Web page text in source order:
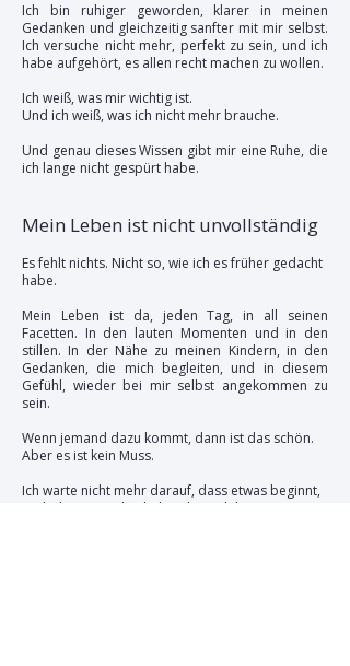
Ich bin ruhiger geworden, klarer in meinen
Gedanken und gleichzeitig sanfter mit mir selbst.
Ich versuche nicht mehr, perfekt zu sein, und ich
habe aufgehört, es allen recht machen zu wollen.
Ich weiß, was mir wichtig ist.
Und ich weiß, was ich nicht mehr brauche.
Und genau dieses Wissen gibt mir eine Ruhe, die
ich lange nicht gespürt habe.
Mein Leben ist nicht unvollständig
Es fehlt nichts. Nicht so, wie ich es früher gedacht
habe.
Mein Leben ist da, jeden Tag, in all seinen
Facetten. In den lauten Momenten und in den
stillen. In der Nähe zu meinen Kindern, in den
Gedanken, die mich begleiten, und in diesem
Gefühl, wieder bei mir selbst angekommen zu
sein.
Wenn jemand dazu kommt, dann ist das schön.
Aber es ist kein Muss.
Ich warte nicht mehr darauf, dass etwas beginnt,
weil ich verstanden habe, dass ich längst